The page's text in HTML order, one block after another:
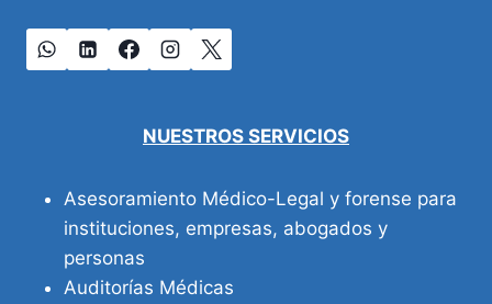
NUESTROS SERVICIOS
Asesoramiento Médico-Legal y forense para
instituciones, empresas, abogados y
personas
Auditorías Médicas